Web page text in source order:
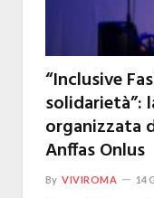
“Inclusive
solidarietà”:
organizzata
Anffas Onlus
By VIVIROMA 14